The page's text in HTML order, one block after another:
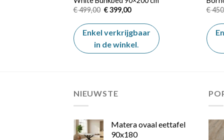
€499,00 Oorspronkelijke
was:
€ 499,00.
€399,00Huidige
is:
€ 399,00.
Enkel verkrijgbaar
in de winkel.
€
NIEUWSTE
Matera ovaal eettafel
90x180